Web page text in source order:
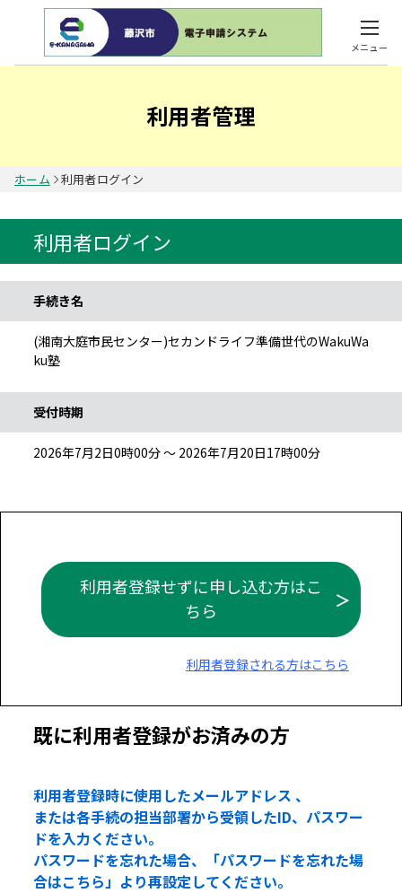
メニュー
利用者管理
ホーム 利用者ログイン
利用者ログイン
手続き名
(湘南大庭市民センター)セカンドライフ準備世代のWakuWa
ku塾
受付時期
2026年7月2日0時00分 ～ 2026年7月20日17時00分
利用者登録せずに申し込む方はこ
ちら
利用者登録される方はこちら
既に利用者登録がお済みの方
利用者登録時に使用したメールアドレス 、
または各手続の担当部署から受領したID、パスワー
ドを入力ください。
パスワードを忘れた場合、「パスワードを忘れた場
合はこちら」より再設定してください。